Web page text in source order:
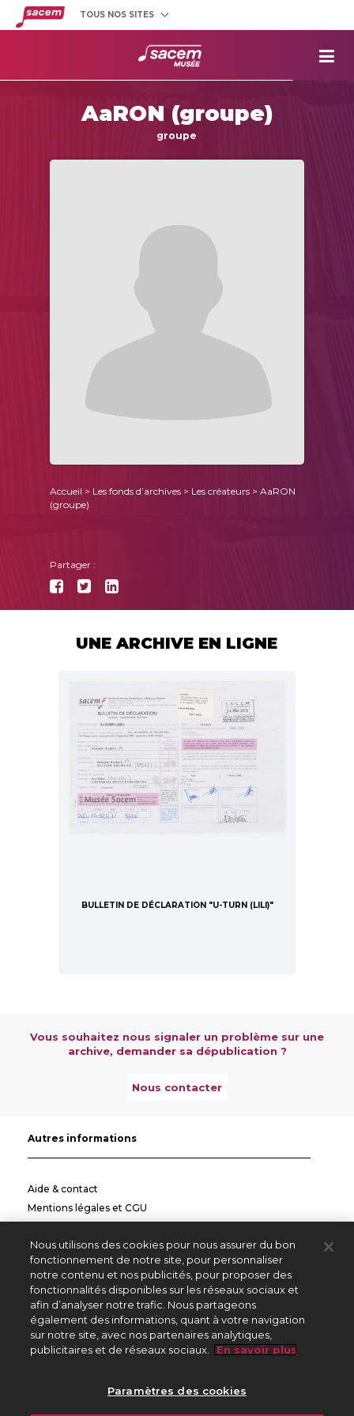
TOUS NOS SITES
AaRON (groupe)
groupe
Accueil > Les fonds d’archives > Les créateurs > AaRON
(groupe)
Partager :
UNE ARCHIVE EN LIGNE
BULLETIN DE DÉCLARATION "U-TURN (LILI)"
Vous souhaitez nous signaler un problème sur une
archive, demander sa dépublication ?
Nous contacter
Autres informations
Aide & contact
Mentions légales et CGU
Informations pratiques
Autres sites
Créateurs Editeurs
Répertoire des Œuvres
Nous utilisons des cookies pour nous assurer du bon
fonctionnement de notre site, pour personnaliser
notre contenu et nos publicités, pour proposer des
fonctionnalités disponibles sur les réseaux sociaux et
afin d’analyser notre trafic. Nous partageons
également des informations, quant à votre navigation
sur notre site, avec nos partenaires analytiques,
publicitaires et de réseaux sociaux.
En savoir plus
Paramètres des cookies